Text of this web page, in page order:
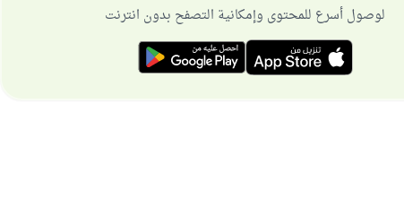
لوصول أسرع للمحتوى وإمكانية التصفح بدون انترنت